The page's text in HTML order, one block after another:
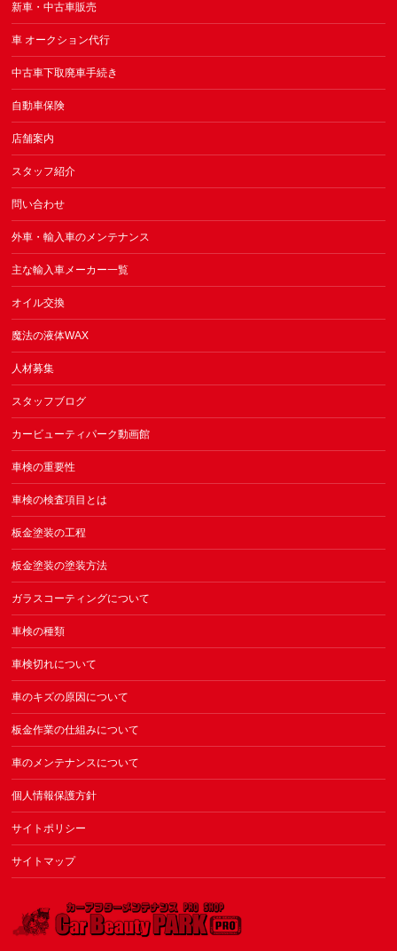
新車・中古車販売
車 オークション代行
中古車下取廃車手続き
自動車保険
店舗案内
スタッフ紹介
問い合わせ
外車・輸入車のメンテナンス
主な輸入車メーカー一覧
オイル交換
魔法の液体WAX
人材募集
スタッフブログ
カービューティパーク動画館
車検の重要性
車検の検査項目とは
板金塗装の工程
板金塗装の塗装方法
ガラスコーティングについて
車検の種類
車検切れについて
車のキズの原因について
板金作業の仕組みについて
車のメンテナンスについて
個人情報保護方針
サイトポリシー
サイトマップ